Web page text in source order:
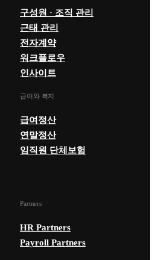
구성원 · 조직 관리
근태 관리
전자계약
워크플로우
인사이트
급여와 복지
급여정산
연말정산
임직원 단체보험
Partners
HR Partners
Payroll Partners